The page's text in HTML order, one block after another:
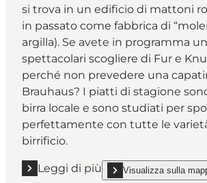
si trova in un edificio di mattoni
in passato come fabbrica di
argilla). Se avete in programma
spettacolari scogliere di Fur e
perché non prevedere una
Brauhaus? I piatti di stagione
birra locale e sono studiati per
perfettamente con tutte le
birrificio.
Leggi di più
Leggi di più "Fur Bryghus"
Visualizza sulla
show Fur Bryghus